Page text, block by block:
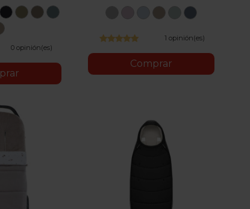
Ocean
Blue
NatureSeashell
Sky
Almond
0 opinión(es)
RosaAzulPiedraMentaMusgo
1 opinión(es)
Comprar